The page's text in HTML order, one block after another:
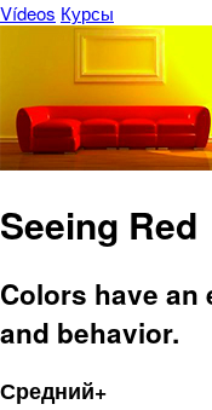
Vídeos Курсы
Seeing Red
Colors have an
and behavior.
Средний+